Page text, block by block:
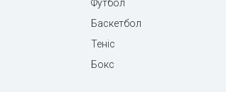
Футбол
Баскетбол
Теніс
Бокс